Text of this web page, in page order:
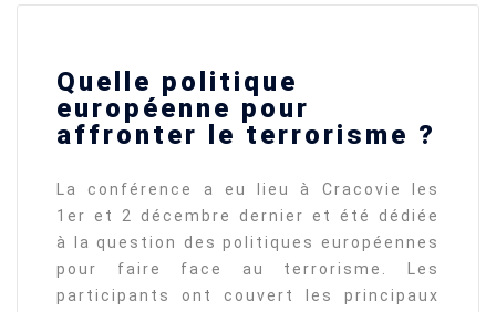
Quelle politique
européenne pour
affronter le terrorisme ?
La conférence a eu lieu à Cracovie les
1er et 2 décembre dernier et été dédiée
à la question des politiques européennes
pour faire face au terrorisme. Les
participants ont couvert les principaux